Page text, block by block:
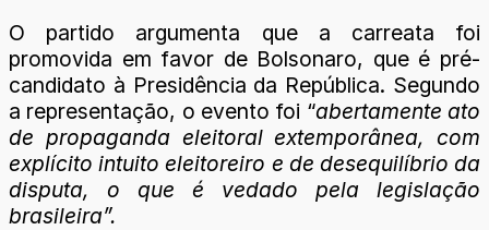
O partido argumenta que a carreata foi
promovida em favor de Bolsonaro, que é pré-
candidato à Presidência da República. Segundo
a representação, o evento foi “abertamente ato
de propaganda eleitoral extemporânea, com
explícito intuito eleitoreiro e de desequilíbrio da
disputa, o que é vedado pela legislação
brasileira”.